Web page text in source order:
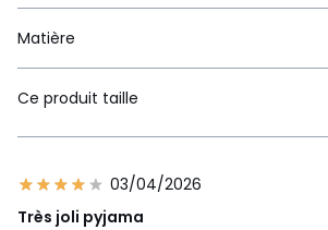
Matière
Ce produit taille
03/04/2026
Très joli pyjama